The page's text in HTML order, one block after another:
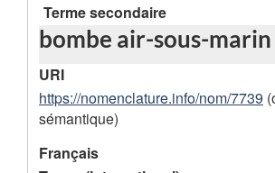
D
o
n
n
é
e
Terme secondaire
bombe air-sous-marin
URI
https://nomenclature.info/nom/7739
sémantique)
Français